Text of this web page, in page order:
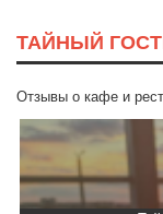
ТАЙНЫЙ
Отзывы о кафе и